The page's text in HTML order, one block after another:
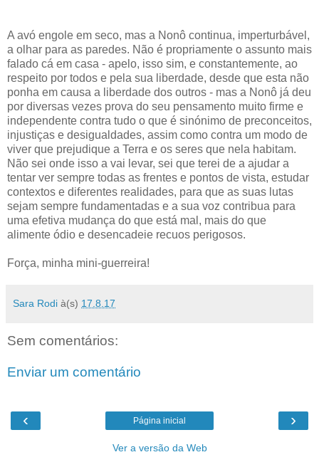
A avó engole em seco, mas a Nonô continua, imperturbável,
a olhar para as paredes. Não é propriamente o assunto mais
falado cá em casa - apelo, isso sim, e constantemente, ao
respeito por todos e pela sua liberdade, desde que esta não
ponha em causa a liberdade dos outros - mas a Nonô já deu
por diversas vezes prova do seu pensamento muito firme e
independente contra tudo o que é sinónimo de preconceitos,
injustiças e desigualdades, assim como contra um modo de
viver que prejudique a Terra e os seres que nela habitam.
Não sei onde isso a vai levar, sei que terei de a ajudar a
tentar ver sempre todas as frentes e pontos de vista, estudar
contextos e diferentes realidades, para que as suas lutas
sejam sempre fundamentadas e a sua voz contribua para
uma efetiva mudança do que está mal, mais do que
alimente ódio e desencadeie recuos perigosos.
Força, minha mini-guerreira!
Sara Rodi à(s) 17.8.17
Sem comentários:
Enviar um comentário
‹ ›
Página inicial
Ver a versão da Web